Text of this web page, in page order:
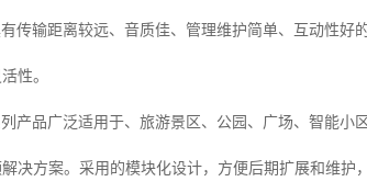
传输距离较远、音质佳、管理维护简单、互动性
性。
产品广泛适用于、旅游景区、公园、广场、智能
决方案。采用的模块化设计，方便后期扩展和维